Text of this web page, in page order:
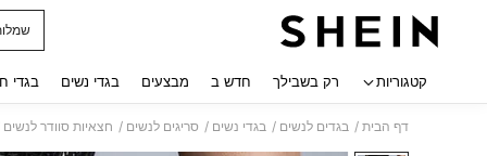
קטגוריות רק בשבילך חדש ב מבצעים בגדי נשים בגדי
דף הבית / בגדים לנשים / בגדי נשים / סריגים לנשים / חצאיות סוודר לנשים